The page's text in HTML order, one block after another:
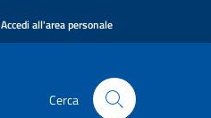
Accedi all'area personale
Cerca